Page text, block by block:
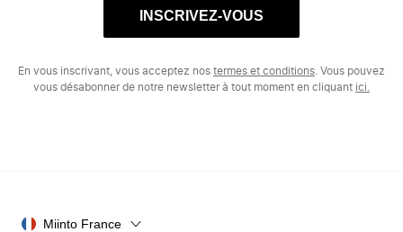
INSCRIVEZ-VOUS
En vous inscrivant, vous acceptez nos termes et conditions . Vous pouvez
vous désabonner de notre newsletter à tout moment en cliquant ici.
Miinto France